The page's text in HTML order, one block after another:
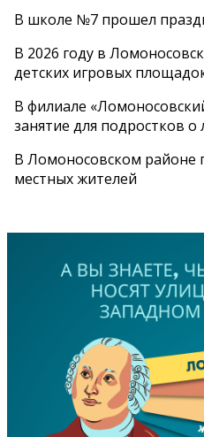
В школе №7 прошел
В 2026 году в
детских игровых
В филиале
занятие для подростков о
В Ломоносовском районе
местных жителей